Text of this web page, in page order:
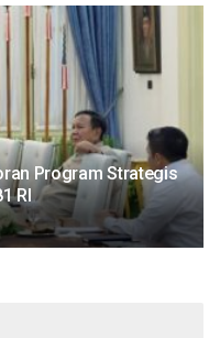
Program Strategis
RI